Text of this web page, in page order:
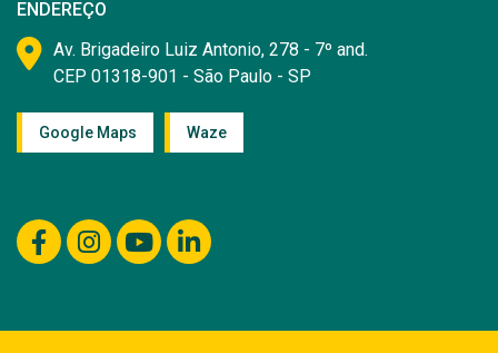
ENDEREÇO
Av. Brigadeiro Luiz Antonio, 278 - 7º and.
CEP 01318-901 - São Paulo - SP
Google Maps Waze